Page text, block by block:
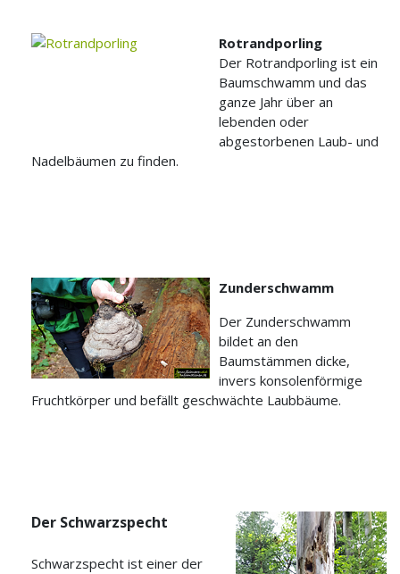
Rotrandporling
Der Rotrandporling ist ein
Baumschwamm und das
ganze Jahr über an
lebenden oder
abgestorbenen Laub- und
Nadelbäumen zu finden.
Zunderschwamm
Der Zunderschwamm
bildet an den
Baumstämmen dicke,
invers konsolenförmige
Fruchtkörper und befällt geschwächte Laubbäume.
Der Schwarzspecht
Schwarzspecht ist einer der